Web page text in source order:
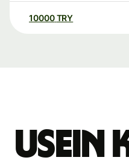
10000 TRY
Usein